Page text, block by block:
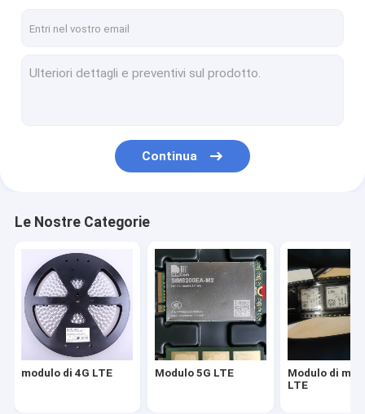
Modulo 5G LTE
Modulo del router wireless
Continua
Le Nostre Categorie
modulo di 4G LTE Modulo 5G LTE
Modulo di
LTE